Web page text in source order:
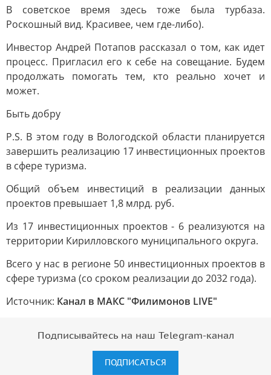
В советское время здесь тоже была турбаза.
Роскошный вид. Красивее, чем где-либо).
Инвестор Андрей Потапов рассказал о том, как идет
процесс. Пригласил его к себе на совещание. Будем
продолжать помогать тем, кто реально хочет и
может.
Быть добру
P.S. В этом году в Вологодской области планируется
завершить реализацию 17 инвестиционных проектов
в сфере туризма.
Общий объем инвестиций в реализации данных
проектов превышает 1,8 млрд. руб.
Из 17 инвестиционных проектов - 6 реализуются на
территории Кирилловского муниципального округа.
Всего у нас в регионе 50 инвестиционных проектов в
сфере туризма (со сроком реализации до 2032 года).
Источник: Канал в МАКС "Филимонов LIVE"
Подписывайтесь на наш Telegram-канал
ПОДПИСАТЬСЯ